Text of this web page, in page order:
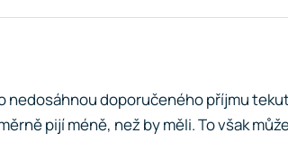
nedosáhnou doporučeného příjmu
pijí méně, než by měli. To však